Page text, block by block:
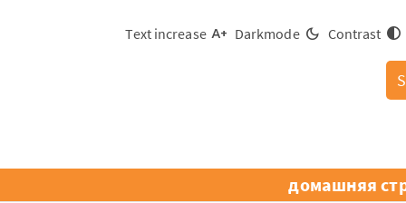
Contrast
Darkmode
Text increase
домашняя